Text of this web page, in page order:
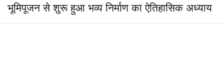
भूमिपूजन से शुरू हुआ भव्य निर्माण का ऐतिहासिक अध्याय